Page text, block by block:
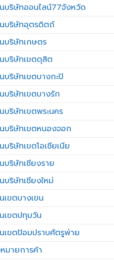
บริษัทออนไลน์77จังหวัด
บริษัทอุตรดิตถ์
บริษัทเกษตร
บริษัทเขตดุสิต
บริษัทเขตบางกะปิ
บริษัทเขตบางรัก
บริษัทเขตพระนคร
บริษัทเขตหนองจอก
บริษัทเขตโอเชียเนีย
บริษัทเชียงราย
บริษัทเชียงใหม่
เขตบางเขน
เขตปทุมวัน
เขตป้อมปราบศัตรูพ่าย
มายการค้า